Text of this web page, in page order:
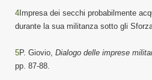
4Impresa dei secchi probabilmente
durante la sua militanza sotto gli
5P. Giovio, Dialogo delle imprese
pp. 87-88.